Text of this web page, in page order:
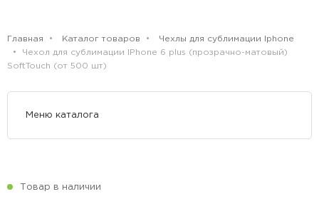
Главная Каталог товаров
Чехлы для сублимации Iphone
Чехол для сублимации IPhone 6 plus (прозрачно-матовый)
SoftTouch (от 500 шт)
Меню каталога
Товар в наличии